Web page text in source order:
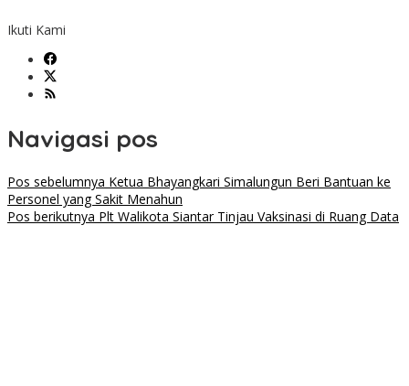
Ikuti Kami
Navigasi pos
Pos sebelumnya Ketua Bhayangkari Simalungun Beri Bantuan ke
Personel yang Sakit Menahun
Pos berikutnya Plt Walikota Siantar Tinjau Vaksinasi di Ruang Data